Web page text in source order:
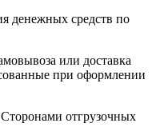
денежных средств по
или доставка
при оформлении
отгрузочных